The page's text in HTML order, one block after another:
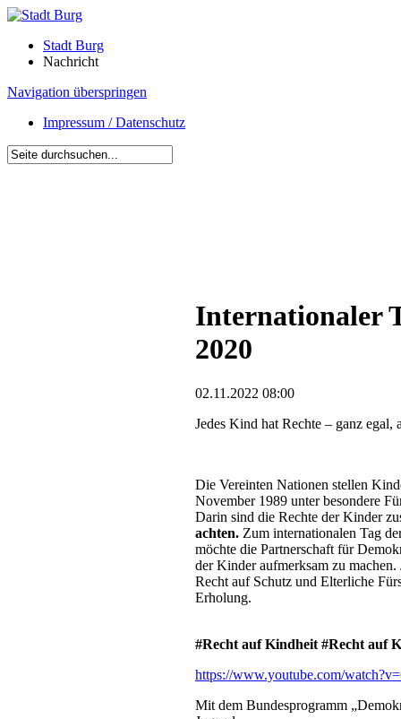
Stadt Burg
Nachricht
Navigation überspringen
Impressum / Datenschutz
Internationaler
2020
02.11.2022 08:00
Jedes Kind hat Rechte – ganz
Die Vereinten Nationen stellen
November 1989 unter besondere
Darin sind die Rechte der Kinder
achten. Zum internationalen Tag
möchte die Partnerschaft für
der Kinder aufmerksam zu
Recht auf Schutz und Elterliche
Erholung.
#Recht auf Kindheit #Recht auf
https://www.youtube.com/
Mit dem Bundesprogramm